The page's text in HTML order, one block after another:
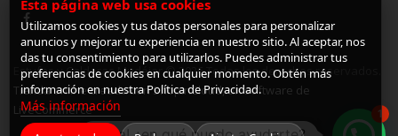
Estufas y Calderas Mudéjar © 2026 Todos los derechos reservados.
Tienda online creada con ShopinCloud, un software de
LiveCommerce
1
Esta página web usa cookies
Utilizamos cookies y tus datos personales para personalizar
anuncios y mejorar tu experiencia en nuestro sitio. Al aceptar, nos
das tu consentimiento para utilizarlos. Puedes administrar tus
preferencias de cookies en cualquier momento. Obtén más
información en nuestra Política de Privacidad.
Más información